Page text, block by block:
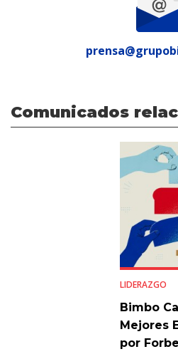
Comunicados
LIDERAZGO
Bimbo
Mejores
por